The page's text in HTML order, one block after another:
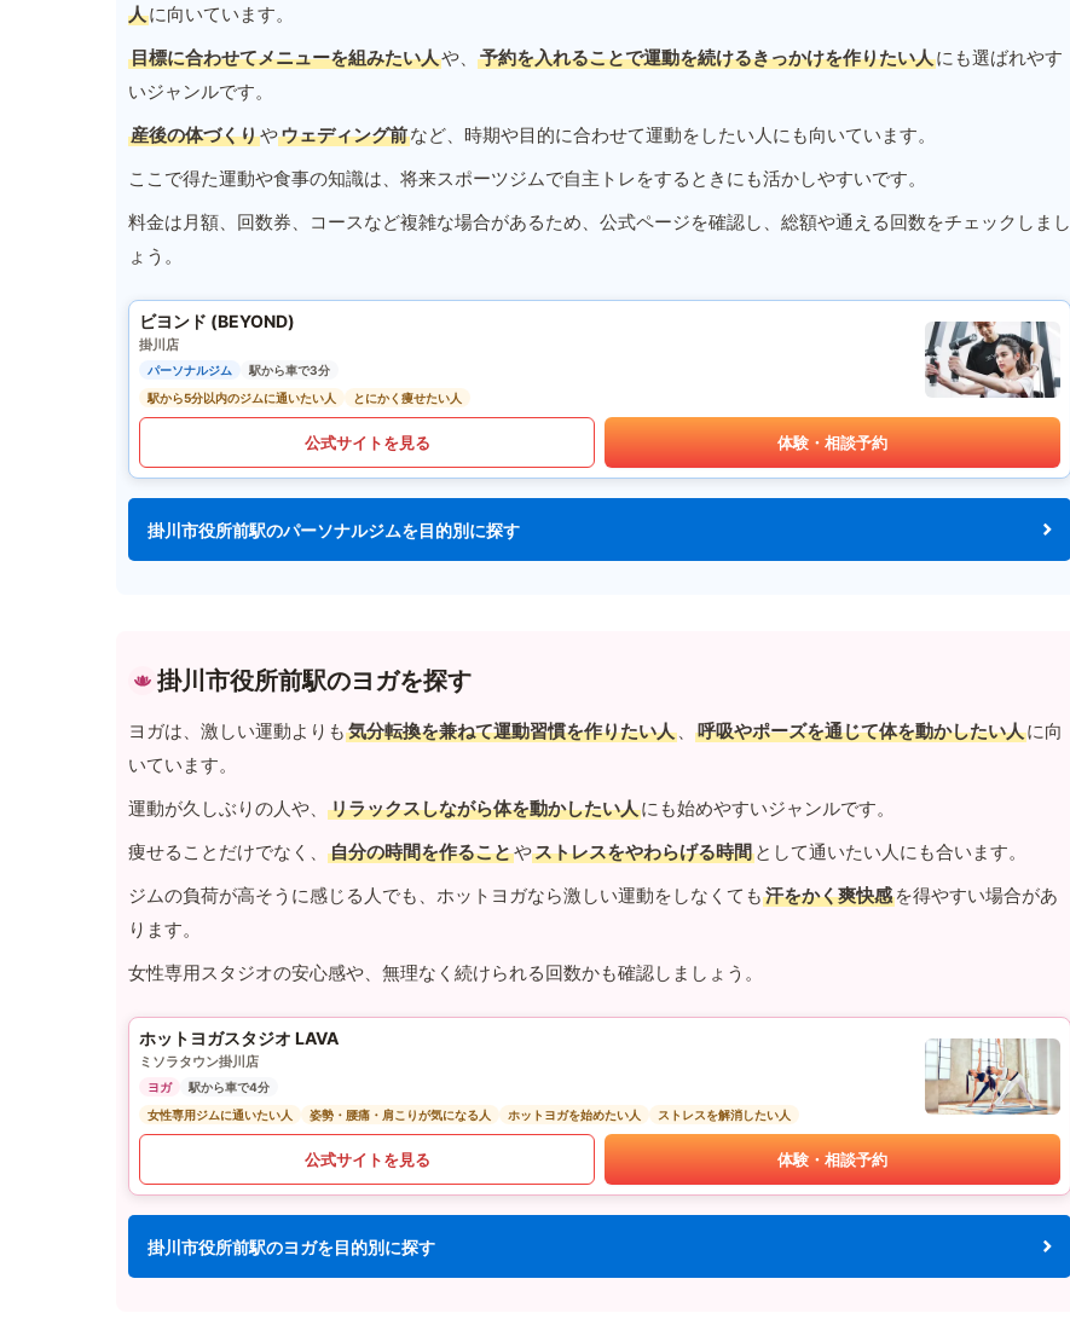
人に向いています。
目標に合わせてメニューを組みたい人や、 予約を入れることで運動を続けるきっかけを作りたい人にも選ばれやす
いジャンルです。
産後の体づくりやウェディング前など、時期や目的に合わせて運動をしたい人にも向いています。
ここで得た運動や食事の知識は、将来スポーツジムで自主トレをするときにも活かしやすいです。
料金は月額、回数券、コースなど複雑な場合があるため、公式ページを確認し、総額や通える回数をチェックしまし
ょう。
ビヨンド (BEYOND)
掛川店
パーソナルジム
駅から車で3分
駅から5分以内のジムに通いたい人
とにかく痩せたい人
公式サイトを見る 体験・相談予約
掛川市役所前駅のパーソナルジムを目的別に探す
掛川市役所前駅のヨガを探す
ヨガは、激しい運動よりも 気分転換を兼ねて運動習慣を作りたい人 、 呼吸やポーズを通じて体を動かしたい人に向
いています。
運動が久しぶりの人や、
リラックスしながら体を動かしたい人にも始めやすいジャンルです。
痩せることだけでなく、
自分の時間を作ることやストレスをやわらげる時間 として通いたい人にも合います。
ジムの負荷が高そうに感じる人でも、ホットヨガなら激しい運動をしなくても 汗をかく爽快感 を得やすい場合があ
ります。
女性専用スタジオの安心感や、無理なく続けられる回数かも確認しましょう。
ホットヨガスタジオ LAVA
ミソラタウン掛川店
ヨガ
駅から車で4分
女性専用ジムに通いたい人
姿勢・腰痛・肩こりが気になる人 ホットヨガを始めたい人 ストレスを解消したい人
公式サイトを見る 体験・相談予約
掛川市役所前駅のヨガを目的別に探す